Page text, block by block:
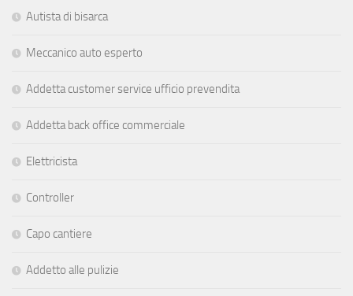
Autista di bisarca
Meccanico auto esperto
Addetta customer service ufficio prevendita
Addetta back office commerciale
Elettricista
Controller
Capo cantiere
Addetto alle pulizie